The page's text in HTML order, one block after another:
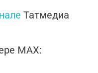
Татмедиа
MАХ: